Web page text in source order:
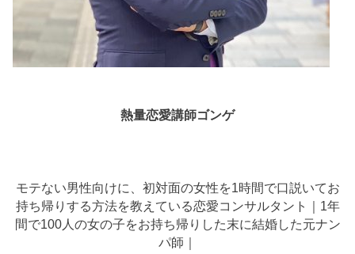
熱量恋愛講師ゴンゲ
モテない男性向けに、初対面の女性を1時間で口説いてお
持ち帰りする方法を教えている恋愛コンサルタント｜1年
間で100人の女の子をお持ち帰りした末に結婚した元ナン
パ師｜